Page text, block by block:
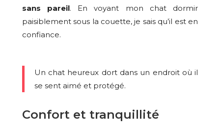
sans pareil. En voyant mon chat dormir
paisiblement sous la couette, je sais qu’il est en
confiance.
Un chat heureux dort dans un endroit où il
se sent aimé et protégé.
Confort et tranquillité